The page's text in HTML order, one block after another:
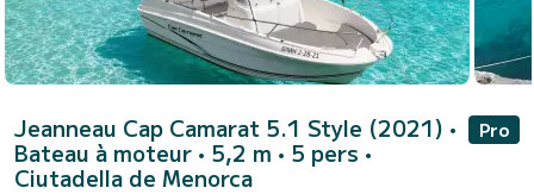
Jeanneau Cap Camarat 5.1 Style (2021) •
Bateau à moteur • 5,2 m • 5 pers •
Ciutadella de Menorca
Pro